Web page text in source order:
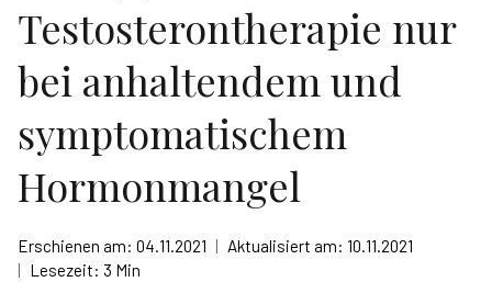
Testosterontherapie nur
bei anhaltendem und
symptomatischem
Hormonmangel
Erschienen am: 04.11.2021 | Aktualisiert am: 10.11.2021
| Lesezeit: 3 Min